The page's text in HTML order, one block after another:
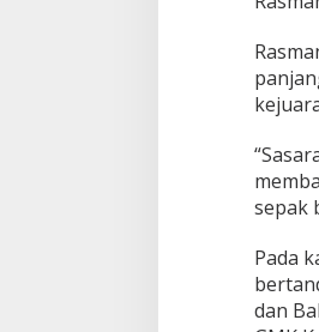
sepak
Pada
dan